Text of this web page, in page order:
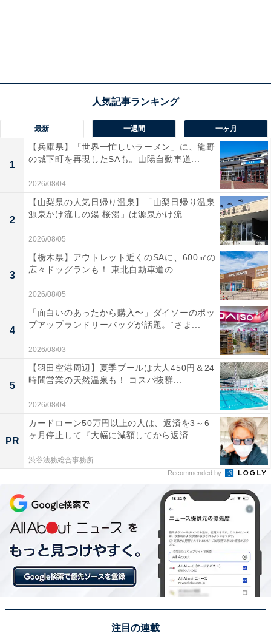
おトクな割引クーポンがもらえる！
回収対象となるタンブラー一例
回収対象となるタンブラーは、「
スターバックス製（海
外製含む）のプラスチック製タンブラー、ボトル、カッ
プ、マグ」です。スターバックス以外のタンブラーや、
ステンレスや陶器などのプラスチック以外の素材のも
の、またフタだけしかないものも対象外です。
本体の素材がプラスチックであれば良いようで、チャー
ムやストロー等アクセサリーが付いているものも回収可
能。フタがなくてもOKだそう。
スターバックス製かは、本体にロゴが入っているかで見
分けることができます。
スターバックス製品を見分けるポイント
持ち込み方法は簡単。予約は不要で、回収対象のタンブ
ラーをしっかりと洗ったうえで、回収を行っている店舗
のレジへ持っていくだけ。
が5％割引で購入できるクーポンがもらえます。使用期
最新 一週間 一ヶ月
1
【兵庫県】「世界一忙しいラーメン」に、龍野
の城下町を再現したSAも。山陽自動車道...
2026/08/04
2
【山梨県の人気日帰り温泉】「山梨日帰り温泉
源泉かけ流しの湯 桜湯」は源泉かけ流...
2026/08/05
3
【栃木県】アウトレット近くのSAに、600㎡の
広々ドッグランも！ 東北自動車道の...
2026/08/05
4
「面白いのあったから購入〜」ダイソーのポッ
プアップランドリーバッグが話題。“さま...
2026/08/03
5
【羽田空港周辺】夏季プールは大人450円＆24
時間営業の天然温泉も！ コスパ抜群...
2026/08/04
PR
カードローン50万円以上の人は、返済を3～6
ヶ月停止して『大幅に減額してから返済...
渋谷法務総合事務所
Recommended by
注目の連載